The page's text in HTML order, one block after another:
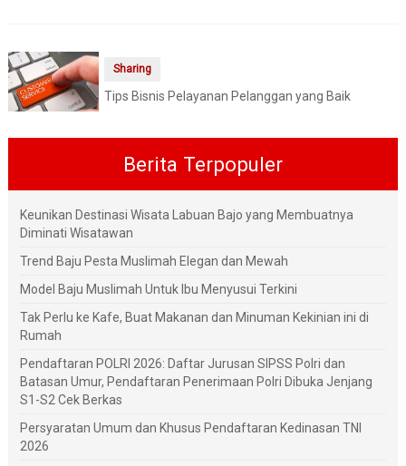
Sharing
Tips Bisnis Pelayanan Pelanggan yang Baik
Berita Terpopuler
Keunikan Destinasi Wisata Labuan Bajo yang Membuatnya
Diminati Wisatawan
Trend Baju Pesta Muslimah Elegan dan Mewah
Model Baju Muslimah Untuk Ibu Menyusui Terkini
Tak Perlu ke Kafe, Buat Makanan dan Minuman Kekinian ini di
Rumah
Pendaftaran POLRI 2026: Daftar Jurusan SIPSS Polri dan
Batasan Umur, Pendaftaran Penerimaan Polri Dibuka Jenjang
S1-S2 Cek Berkas
Persyaratan Umum dan Khusus Pendaftaran Kedinasan TNI
2026